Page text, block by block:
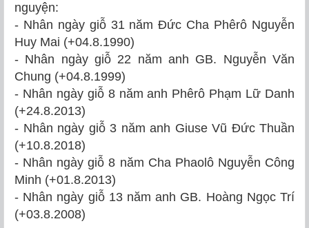
nguyện:
- Nhân ngày giỗ 31 năm Đức Cha Phêrô Nguyễn
Huy Mai (+04.8.1990)
- Nhân ngày giỗ 22 năm anh GB. Nguyễn Văn
Chung (+04.8.1999)
- Nhân ngày giỗ 8 năm anh Phêrô Phạm Lữ Danh
(+24.8.2013)
- Nhân ngày giỗ 3 năm anh Giuse Vũ Đức Thuần
(+10.8.2018)
- Nhân ngày giỗ 8 năm Cha Phaolô Nguyễn Công
Minh (+01.8.2013)
- Nhân ngày giỗ 13 năm anh GB. Hoàng Ngọc Trí
(+03.8.2008)